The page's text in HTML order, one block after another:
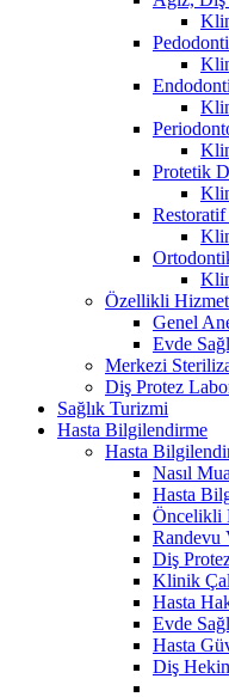
Protetik
Özellikli
Genel
Evde
Merkezi
Diş Protez
Sağlık Turizmi
Hasta Bilgilendirme
Hasta
Nasıl
Hasta
Öncelikli
Randevu
Diş
Klinik
Hasta
Evde
Hasta
Diş